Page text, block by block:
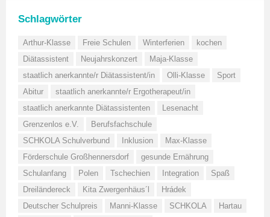
Schlagwörter
Arthur-Klasse Freie Schulen Winterferien
kochen
Diätassistent
Neujahrskonzert
Maja-Klasse
staatlich anerkannte/r Diätassistent/in
Olli-Klasse
Sport
Abitur
staatlich anerkannte/r Ergotherapeut/in
staatlich anerkannte Diätassistenten
Lesenacht
Grenzenlos e.V.
Berufsfachschule
SCHKOLA Schulverbund
Inklusion
Max-Klasse
Förderschule Großhennersdorf
gesunde Ernährung
Schulanfang
Polen Tschechien Integration
Spaß
Dreiländereck
Kita Zwergenhäus´l
Hrádek
Deutscher Schulpreis
Manni-Klasse SCHKOLA
Hartau